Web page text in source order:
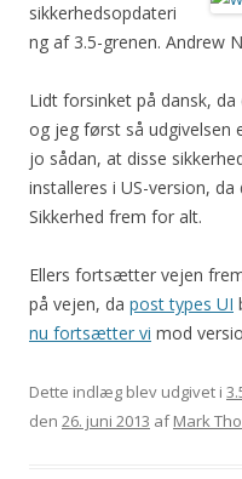
sikkerhedsopdateri
ng af 3.5-grenen. Andrew
Lidt forsinket på dansk,
og jeg først så udgivelsen
jo sådan, at disse
installeres i US-version,
Sikkerhed frem for alt.
Ellers fortsætter vejen
på vejen, da post types UI
nu fortsætter vi mod
Dette indlæg blev udgivet i
den 26. juni 2013 afMark